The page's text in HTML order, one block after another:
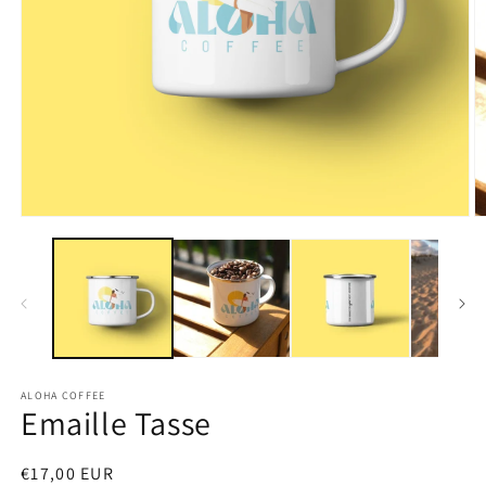
ALOHA COFFEE
Emaille Tasse
Normaler
€17,00 EUR